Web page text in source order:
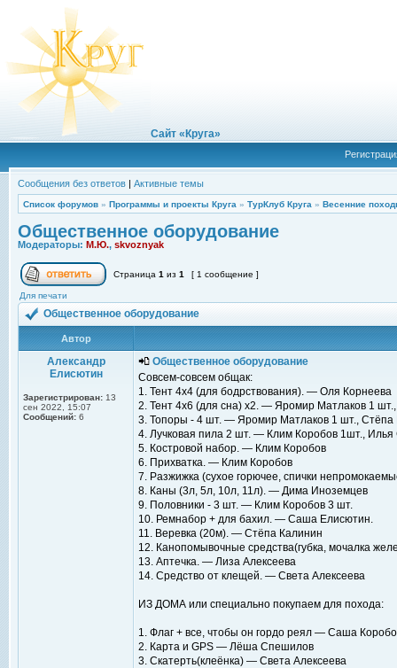
Сайт «Круга»
Сообщения без ответов | Активные темы
Список форумов » Программы и проекты Круга » ТурКлуб Круга » Весенние
Общественное оборудование
Модераторы: М.Ю., skvoznyak
Страница 1 из 1 [ 1 сообщение ]
Для печати
Общественное оборудование
Автор
Александр
Елисютин
Зарегистрирован: 13
сен 2022, 15:07
Сообщений: 6
Общественное оборудование
Совсем-совсем общак:
1. Тент 4x4 (для бодрствования). — Оля Корнеева
2. Тент 4х6 (для сна) х2. — Яромир Матлаков 1
3. Топоры - 4 шт. — Яромир Матлаков 1 шт.,
4. Лучковая пила 2 шт. — Клим Коробов 1шт.,
5. Костровой набор. — Клим Коробов
6. Прихватка. — Клим Коробов
7. Разжижка (сухое горючее, спички
8. Каны (3л, 5л, 10л, 11л). — Дима Иноземцев
9. Половники - 3 шт. — Клим Коробов 3 шт.
10. Ремнабор + для бахил. — Саша Елисютин.
11. Веревка (20м). — Стёпа Калинин
12. Канопомывочные средства(губка, мочалка
13. Аптечка. — Лиза Алексеева
14. Средство от клещей. — Света Алексеева
ИЗ ДОМА или специально покупаем для похода:
1. Флаг + все, чтобы он гордо реял — Саша
2. Карта и GPS — Лёша Спешилов
3. Скатерть(клеёнка) — Света Алексеева